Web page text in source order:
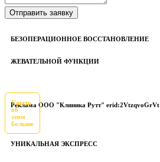
БЕЗОПЕРАЦИОННОЕ ВОССТАНОВЛЕНИЕ
ЖЕВАТЕЛЬНОЙ ФУНКЦИИ
Реклама ООО "Клиника Рутт" erid:2VtzqvoGrVt
Узнать
об
этом
больше
УНИКАЛЬНАЯ ЭКСПРЕСС